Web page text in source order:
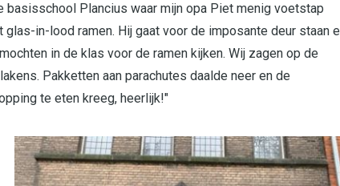
basisschool Plancius waar mijn opa Piet menig voetstap
in-lood ramen. Hij gaat voor de imposante deur staan
in de klas voor de ramen kijken. Wij zagen op de
Pakketten aan parachutes daalde neer en de
te eten kreeg, heerlijk!"